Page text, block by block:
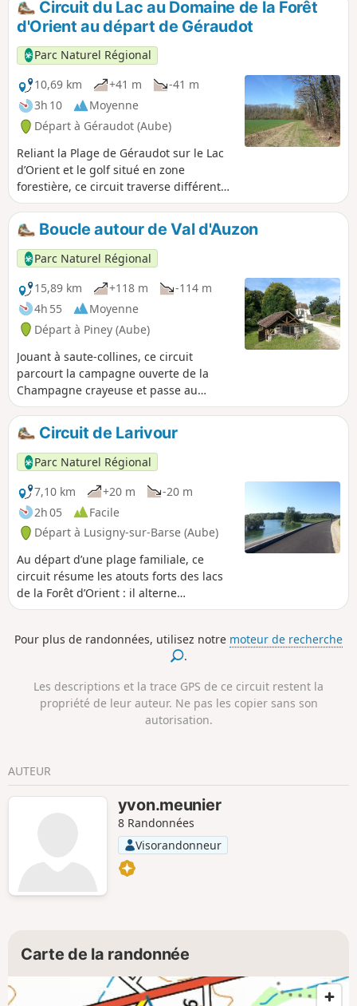
Temple. En total contraste avec les
chemins de terre de la 2e partie
forestière et campagnarde.
Circuit du Lac au Domaine de la Forêt
d'Orient au départ de Géraudot
Parc Naturel Régional
10,69 km
+41 m
-41 m
3h 10
Moyenne
Départ à Géraudot (Aube)
Reliant la Plage de Géraudot sur le Lac
d’Orient et le golf situé en zone
forestière, ce circuit traverse différents
milieux : prés bordés de haies, champs
agricoles ouverts, forêts denses de
feuillus, en passant dans le charmant
village de Géraudot.
Boucle autour de Val d'Auzon
Parc Naturel Régional
15,89 km
+118 m
-114 m
4h 55
Moyenne
Départ à Piney (Aube)
Jouant à saute-collines, ce circuit
parcourt la campagne ouverte de la
Champagne crayeuse et passe au
panorama du Croit. Reliant les trois
villages de la commune de Val d'Auzon
(Auzon-les-Marais, Villehardouin et
Montandon) et celui de Brantigny, il
offre à voir quatre églises, deux lavoirs,
un château et la jolie rivière de l’Auzon.
Circuit de Larivour
Parc Naturel Régional
7,10 km
+20 m
-20 m
2h 05
Facile
Départ à Lusigny-sur-Barse (Aube)
Au départ d’une plage familiale, ce
circuit résume les atouts forts des lacs
de la Forêt d’Orient : il alterne
agréablement la traversée d’une forêt
du Lac d’Orient avec de très belles vues
sur la forêt immergée à « marée haute
Pour plus de randonnées, utilisez notre moteur de recherche
.
Les descriptions et la trace GPS de ce circuit restent la
propriété de leur auteur. Ne pas les copier sans son
autorisation.
AUTEUR
yvon.meunier
8 Randonnées
Visorandonneur
Carte de la randonnée